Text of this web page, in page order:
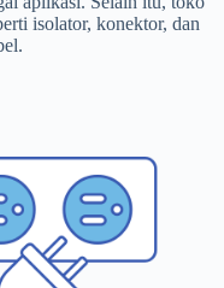
isolator, konektor, dan